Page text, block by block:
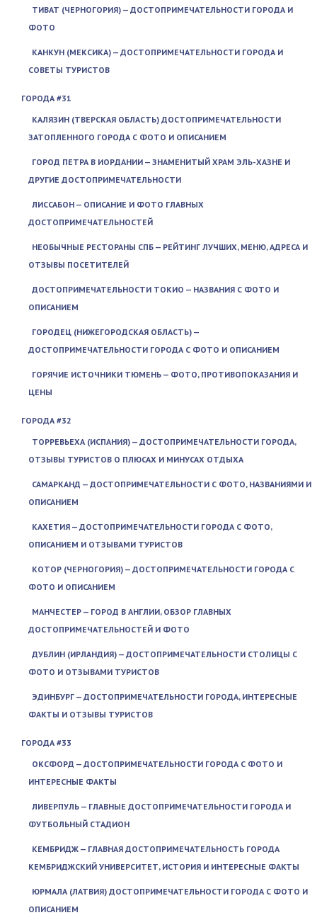
ТИВАТ (ЧЕРНОГОРИЯ) — ДОСТОПРИМЕЧАТЕЛЬНОСТИ ГОРОДА И
ФОТО
КАНКУН (МЕКСИКА) — ДОСТОПРИМЕЧАТЕЛЬНОСТИ ГОРОДА И
СОВЕТЫ ТУРИСТОВ
ГОРОДА #31
КАЛЯЗИН (ТВЕРСКАЯ ОБЛАСТЬ) ДОСТОПРИМЕЧАТЕЛЬНОСТИ
ЗАТОПЛЕННОГО ГОРОДА С ФОТО И ОПИСАНИЕМ
ГОРОД ПЕТРА В ИОРДАНИИ — ЗНАМЕНИТЫЙ ХРАМ ЭЛЬ-ХАЗНЕ И
ДРУГИЕ ДОСТОПРИМЕЧАТЕЛЬНОСТИ
ЛИССАБОН — ОПИСАНИЕ И ФОТО ГЛАВНЫХ
ДОСТОПРИМЕЧАТЕЛЬНОСТЕЙ
НЕОБЫЧНЫЕ РЕСТОРАНЫ СПБ — РЕЙТИНГ ЛУЧШИХ, МЕНЮ, АДРЕСА И
ОТЗЫВЫ ПОСЕТИТЕЛЕЙ
ДОСТОПРИМЕЧАТЕЛЬНОСТИ ТОКИО — НАЗВАНИЯ С ФОТО И
ОПИСАНИЕМ
ГОРОДЕЦ (НИЖЕГОРОДСКАЯ ОБЛАСТЬ) —
ДОСТОПРИМЕЧАТЕЛЬНОСТИ ГОРОДА С ФОТО И ОПИСАНИЕМ
ГОРЯЧИЕ ИСТОЧНИКИ ТЮМЕНЬ — ФОТО, ПРОТИВОПОКАЗАНИЯ И
ЦЕНЫ
ГОРОДА #32
ТОРРЕВЬЕХА (ИСПАНИЯ) — ДОСТОПРИМЕЧАТЕЛЬНОСТИ ГОРОДА,
ОТЗЫВЫ ТУРИСТОВ О ПЛЮСАХ И МИНУСАХ ОТДЫХА
САМАРКАНД — ДОСТОПРИМЕЧАТЕЛЬНОСТИ С ФОТО, НАЗВАНИЯМИ И
ОПИСАНИЕМ
КАХЕТИЯ — ДОСТОПРИМЕЧАТЕЛЬНОСТИ ГОРОДА С ФОТО,
ОПИСАНИЕМ И ОТЗЫВАМИ ТУРИСТОВ
КОТОР (ЧЕРНОГОРИЯ) — ДОСТОПРИМЕЧАТЕЛЬНОСТИ ГОРОДА С
ФОТО И ОПИСАНИЕМ
МАНЧЕСТЕР — ГОРОД В АНГЛИИ, ОБЗОР ГЛАВНЫХ
ДОСТОПРИМЕЧАТЕЛЬНОСТЕЙ И ФОТО
ДУБЛИН (ИРЛАНДИЯ) — ДОСТОПРИМЕЧАТЕЛЬНОСТИ СТОЛИЦЫ С
ФОТО И ОТЗЫВАМИ ТУРИСТОВ
ЭДИНБУРГ — ДОСТОПРИМЕЧАТЕЛЬНОСТИ ГОРОДА, ИНТЕРЕСНЫЕ
ФАКТЫ И ОТЗЫВЫ ТУРИСТОВ
ГОРОДА #33
ОКСФОРД — ДОСТОПРИМЕЧАТЕЛЬНОСТИ ГОРОДА С ФОТО И
ИНТЕРЕСНЫЕ ФАКТЫ
ЛИВЕРПУЛЬ — ГЛАВНЫЕ ДОСТОПРИМЕЧАТЕЛЬНОСТИ ГОРОДА И
ФУТБОЛЬНЫЙ СТАДИОН
КЕМБРИДЖ — ГЛАВНАЯ ДОСТОПРИМЕЧАТЕЛЬНОСТЬ ГОРОДА
КЕМБРИДЖСКИЙ УНИВЕРСИТЕТ, ИСТОРИЯ И ИНТЕРЕСНЫЕ ФАКТЫ
ЮРМАЛА (ЛАТВИЯ) ДОСТОПРИМЕЧАТЕЛЬНОСТИ ГОРОДА С ФОТО И
ОПИСАНИЕМ